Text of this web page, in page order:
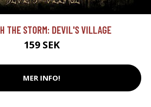
THE STORM: DEVIL'S VILLAGE
159 SEK
MER INFO!